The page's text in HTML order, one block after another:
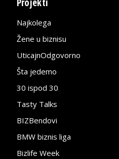
Projekti
Najkolega
Žene u biznisu
UticajnOdgovorno
Šta jedemo
30 ispod 30
Tasty Talks
BIZBendovi
BMW biznis liga
Bizlife Week